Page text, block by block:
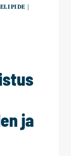
ja